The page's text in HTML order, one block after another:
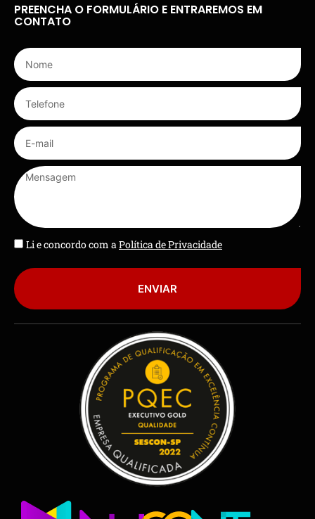
PREENCHA O FORMULÁRIO E ENTRAREMOS EM
CONTATO
Li e concordo com aPolítica de Privacidade
ENVIAR